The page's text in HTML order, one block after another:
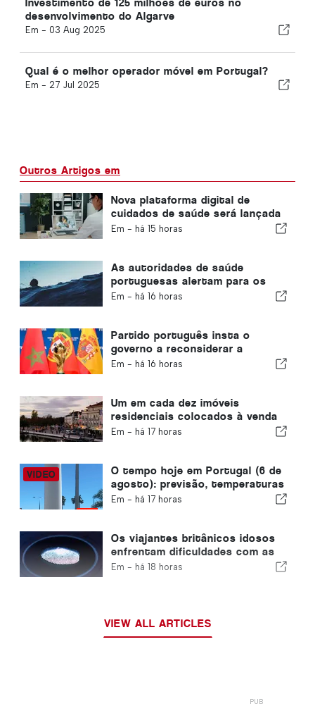
desenvolvimento do Algarve
Em - 03 Aug 2025
Qual é o melhor operador móvel em Portugal?
Em - 27 Jul 2025
Outros Artigos em
Nova plataforma digital de
cuidados de saúde será lançada
em Portugal
Em - há 15 horas
As autoridades de saúde
portuguesas alertam para os
perigos do afogamento
Em - há 16 horas
Partido português insta o
governo a reconsiderar a
candidatura de Marrocos à
Em - há 16 horas
Um em cada dez imóveis
residenciais colocados à venda
em Portugal é vendido em
Em - há 17 horas
O tempo hoje em Portugal (6 de
agosto): previsão, temperaturas
e o que esperar
Em - há 17 horas
Os viajantes britânicos idosos
enfrentam dificuldades com as
novas verificações de
Em - há 18 horas
VIEW ALL ARTICLES